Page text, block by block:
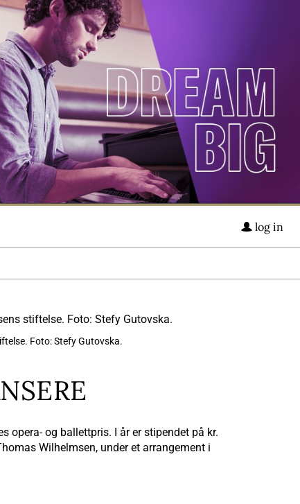
log in
Foto: Stefy Gutovska.
opera- og ballettpris. I år er stipendet på kr.
Wilhelmsen, under et arrangement i